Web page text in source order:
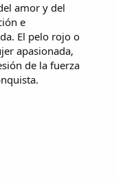
amor y del
e
El pelo rojo o
apasionada,
de la fuerza